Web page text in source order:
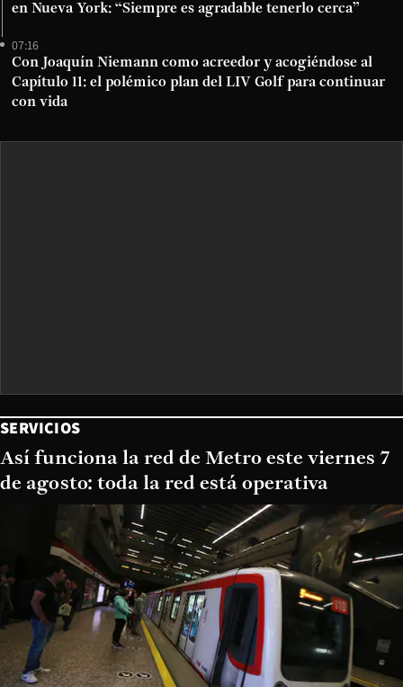
en Nueva York: “Siempre es agradable tenerlo cerca”
07:16
Con Joaquín Niemann como acreedor y acogiéndose al
Capítulo 11: el polémico plan del LIV Golf para continuar
con vida
SERVICIOS
Así funciona la red de Metro este viernes 7
de agosto: toda la red está operativa